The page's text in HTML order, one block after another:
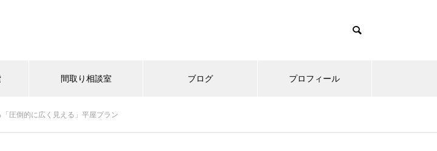
間取り相談室 ブログ プロフィール
圧倒的に広く見える」平屋プラン